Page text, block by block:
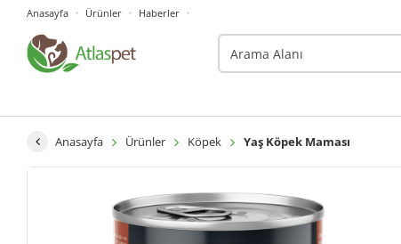
Anasayfa Ürünler Haberler
Anasayfa Ürünler Köpek Yaş Köpek Maması